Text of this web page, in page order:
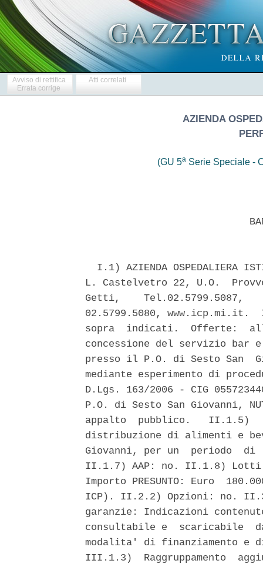
Avviso di rettifica
Errata corrige
Atti correlati
AZIENDA
(GU 5a Serie Speciale -
I.1) AZIENDA OSPEDALIERA
L. Castelvetro 22, U.O.
Getti,    Tel.02.5799.5087,
02.5799.5080, www.icp.mi.it.
sopra  indicati.  Offerte:
concessione del servizio bar
presso il P.O. di Sesto San
mediante esperimento di
D.Lgs. 163/2006 - CIG
P.O. di Sesto San Giovanni,
appalto  pubblico.   II.1.5)
distribuzione di alimenti e
Giovanni, per un  periodo
II.1.7) AAP: no. II.1.8)
Importo PRESUNTO: Euro
ICP). II.2.2) Opzioni: no.
garanzie: Indicazioni
consultabile e  scaricabile
modalita' di finanziamento e
III.1.3)  Raggruppamento